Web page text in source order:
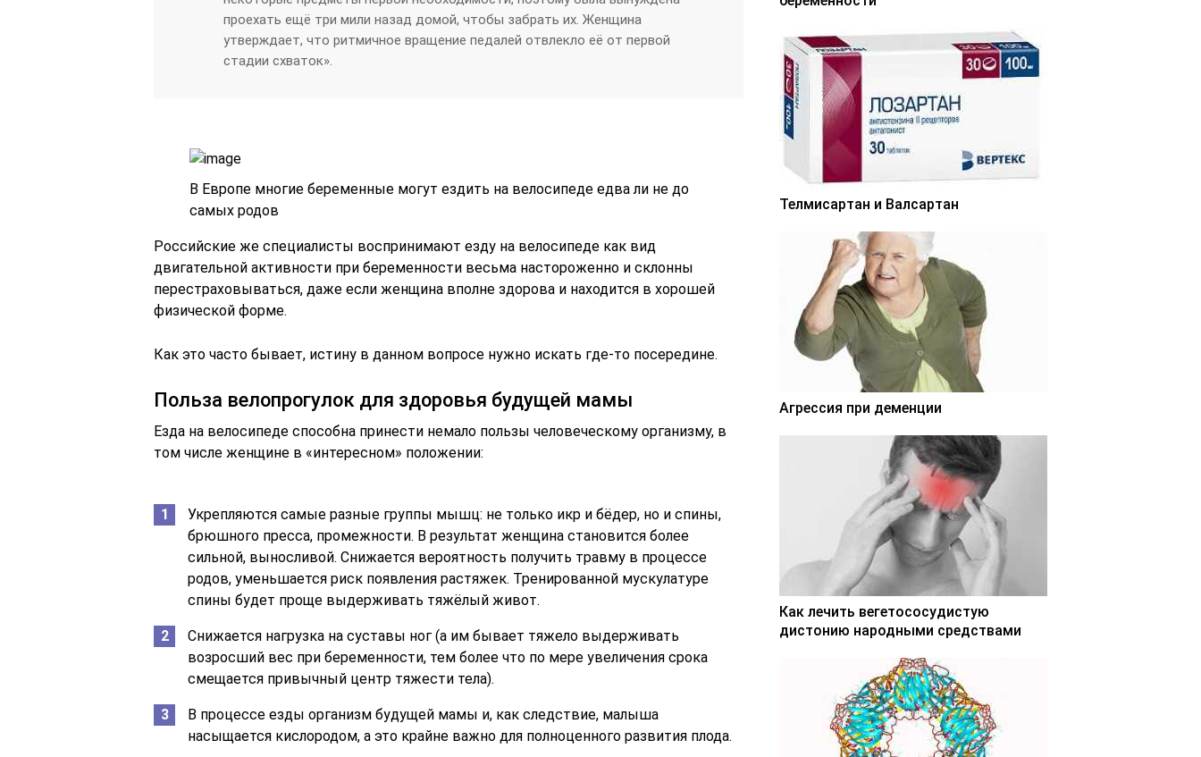
проехать ещё три мили назад домой, чтобы забрать их. Женщина
утверждает, что ритмичное вращение педалей отвлекло её от первой
стадии схваток».
В Европе многие беременные могут ездить на велосипеде едва ли не до
самых родов
Российские же специалисты воспринимают езду на велосипеде как вид
двигательной активности при беременности весьма настороженно и склонны
перестраховываться, даже если женщина вполне здорова и находится в хорошей
физической форме.
Как это часто бывает, истину в данном вопросе нужно искать где-то посередине.
Польза велопрогулок для здоровья будущей мамы
Езда на велосипеде способна принести немало пользы человеческому организму, в
том числе женщине в «интересном» положении:
Укрепляются самые разные группы мышц: не только икр и бёдер, но и спины,
брюшного пресса, промежности. В результат женщина становится более
сильной, выносливой. Снижается вероятность получить травму в процессе
родов, уменьшается риск появления растяжек. Тренированной мускулатуре
спины будет проще выдерживать тяжёлый живот.
Снижается нагрузка на суставы ног (а им бывает тяжело выдерживать
возросший вес при беременности, тем более что по мере увеличения срока
смещается привычный центр тяжести тела).
В процессе езды организм будущей мамы и, как следствие, малыша
насыщается кислородом, а это крайне важно для полноценного развития плода.
Телмисартан и Валсартан
Агрессия при деменции
Как лечить вегетососудистую
дистонию народными средствами